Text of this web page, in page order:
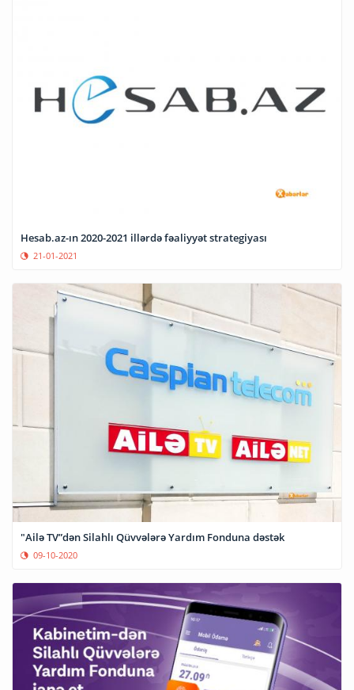
Hesab.az-ın 2020-2021 illərdə fəaliyyət strategiyası
21-01-2021
"Ailə TV”dən Silahlı Qüvvələrə Yardım Fonduna dəstək
09-10-2020